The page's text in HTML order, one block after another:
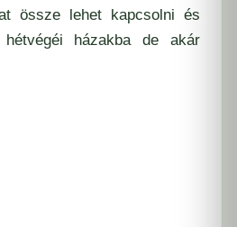
össze lehet kapcsolni és
hétvégéi házakba de akár